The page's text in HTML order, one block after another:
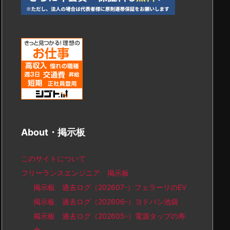
About・掲示板
このサイトについて
フリーランスエンジニア 掲示板
掲示板 過去ログ（202607-）フェラーリのEV
掲示板 過去ログ（202606-）ヨドバシ池袋
掲示板 過去ログ（202605-）電源タップの寿